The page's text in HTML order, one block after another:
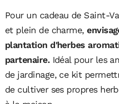
Pour un cadeau de Saint-
et plein de charme,
plantation d'herbes
partenaire. Idéal pour les
de jardinage, ce kit
de cultiver ses propres